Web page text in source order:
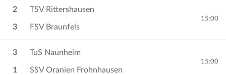
2
3
TSV Rittershausen
FSV Braunfels
15:00
3
1
TuS Naunheim
SSV Oranien Frohnhausen
15:00